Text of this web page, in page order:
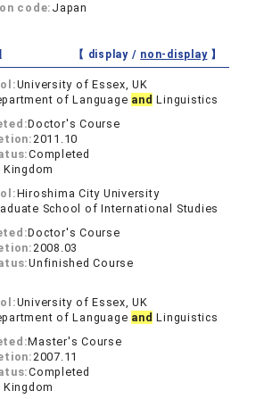
code: Japan
【 display / non-display】
University of Essex, UK
of Language and Linguistics
Doctor's Course
2011.10
Completed
Kingdom
Hiroshima City University
School of International Studies
Doctor's Course
2008.03
Unfinished Course
University of Essex, UK
of Language and Linguistics
Master's Course
2007.11
Completed
Kingdom